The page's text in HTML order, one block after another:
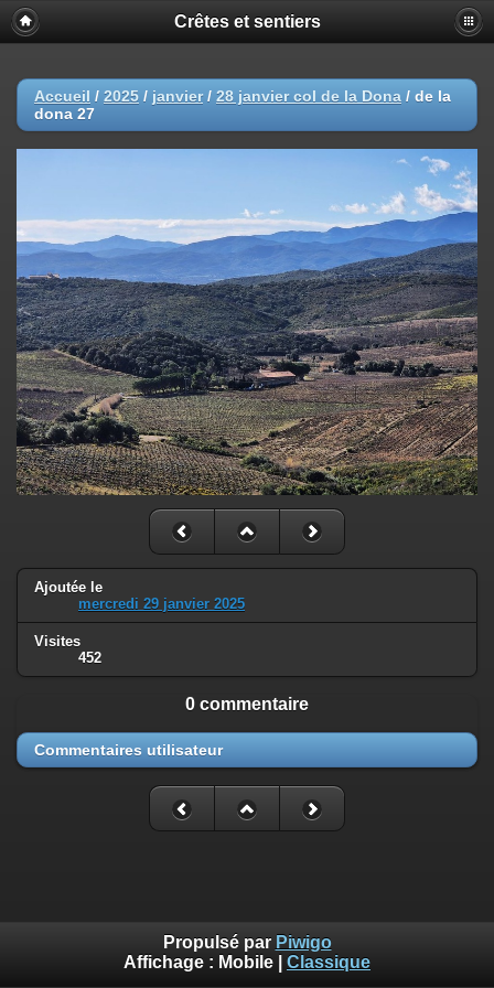
Crêtes et sentiers
Accueil / 2025 / janvier/ 28 janvier col de la Dona / de la
dona 27
Ajoutée le
mercredi 29 janvier 2025
Visites
452
0 commentaire
Commentaires utilisateur
Propulsé par Piwigo
Affichage : Mobile Classique